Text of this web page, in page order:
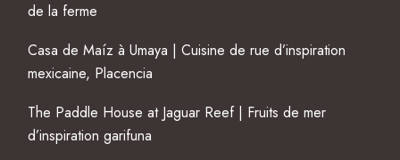
de la ferme
Casa de Maíz à Umaya | Cuisine de rue d’inspiration
mexicaine, Placencia
The Paddle House at Jaguar Reef | Fruits de mer
d’inspiration garifuna